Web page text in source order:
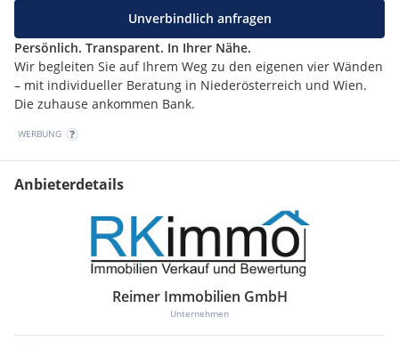
Persönlich. Transparent. In Ihrer Nähe.
Wir begleiten Sie auf Ihrem Weg zu den eigenen vier Wänden
– mit individueller Beratung in Niederösterreich und Wien.
Die zuhause ankommen Bank.
Unverbindlich anfragen
WERBUNG
Anbieterdetails
Reimer Immobilien GmbH
Unternehmen